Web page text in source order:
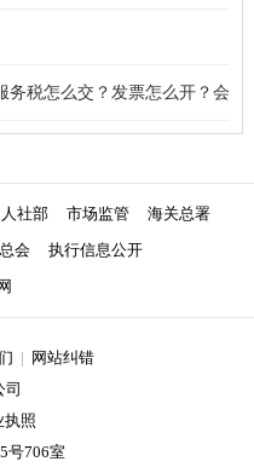
务税怎么交？发票怎么开？会
人社部 市场监管
海关总署
会
执行信息公开
| 网站纠错
照
号706室